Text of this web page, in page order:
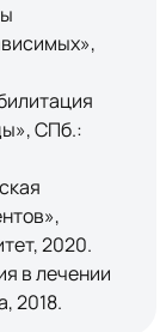
СПб.:
2020.
в лечении
2018.